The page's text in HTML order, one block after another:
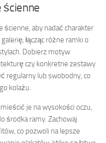
ścienne
ścienne, aby nadać charakter
łącząc różne ramki o
Dobierz motyw
czy konkretne zestawy
regularny lub swobodny, co
kolażu.
je na wysokości oczu,
środka ramy. Zachowaj
co pozwoli na lepsze